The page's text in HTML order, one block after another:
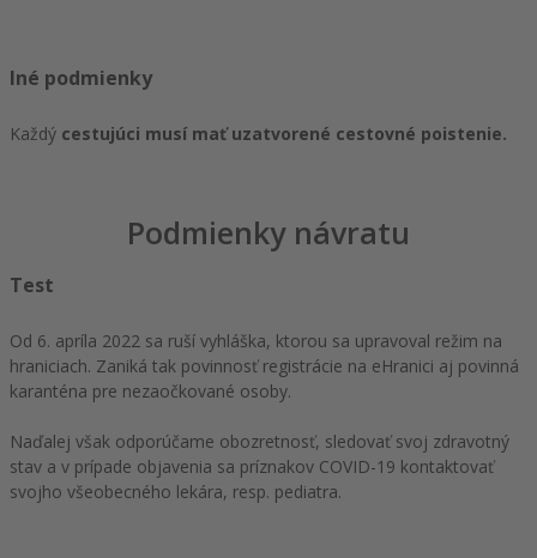
Iné podmienky
Každý cestujúci musí mať uzatvorené cestovné poistenie.
Podmienky návratu
Test
Od 6. apríla 2022 sa ruší vyhláška, ktorou sa upravoval režim na
hraniciach. Zaniká tak povinnosť registrácie na eHranici aj povinná
karanténa pre nezaočkované osoby.
Naďalej však odporúčame obozretnosť, sledovať svoj zdravotný
stav a v prípade objavenia sa príznakov COVID-19 kontaktovať
svojho všeobecného lekára, resp. pediatra.